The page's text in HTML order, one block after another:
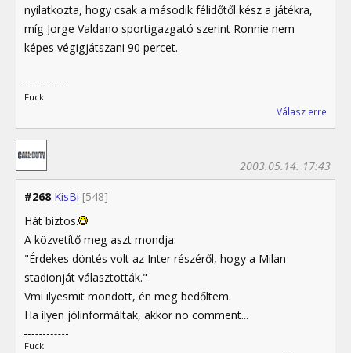
nyilatkozta, hogy csak a második félidőtől kész a játékra,
míg Jorge Valdano sportigazgató szerint Ronnie nem
képes végigjátszani 90 percet.
Fuck
Válasz erre
#268 KisBi [548]
2003.05.14. 17:43
Hát biztos.
A közvetítő meg aszt mondja:
"Érdekes döntés volt az Inter részéről, hogy a Milan
stadionját választották."
Vmi ilyesmit mondott, én meg bedőltem.
Ha ilyen jólinformáltak, akkor no comment...
Fuck